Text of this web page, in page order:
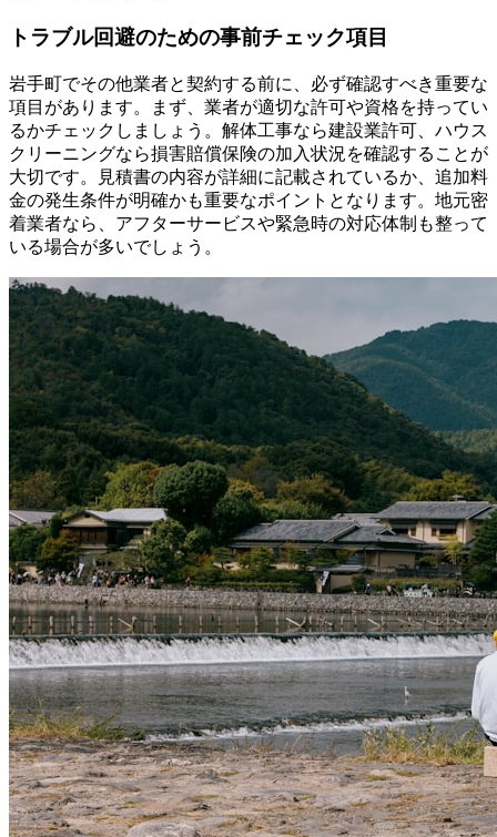
トラブル回避のための事前チェック項目
岩手町でその他業者と契約する前に、必ず確認すべき重要な
項目があります。まず、業者が適切な許可や資格を持ってい
るかチェックしましょう。解体工事なら建設業許可、ハウス
クリーニングなら損害賠償保険の加入状況を確認することが
大切です。見積書の内容が詳細に記載されているか、追加料
金の発生条件が明確かも重要なポイントとなります。地元密
着業者なら、アフターサービスや緊急時の対応体制も整って
いる場合が多いでしょう。